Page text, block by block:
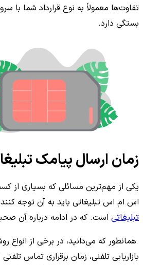
تفاوت‌ها معمولاً به نوع قرارداد شما با
بستگی دارد.
زمان ارسال پیامک
یکی از مهم‌ترین مسائلی که بسیاری از
اس ام اس تبلیغاتی باید به آن توجه
تبلیغاتی است. که در ادامه درباره آن
همانطور که می‌دانید، در برخی از انواع
بازاریابی تلفنی، زمان برقراری تماس